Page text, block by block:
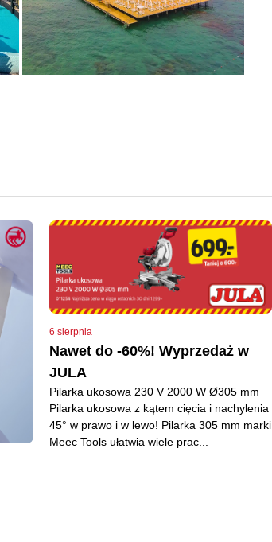
6 sierpnia
Nawet do -60%! Wyprzedaż w
JULA
Pilarka ukosowa 230 V 2000 W Ø305 mm
Pilarka ukosowa z kątem cięcia i nachylenia
45° w prawo i w lewo! Pilarka 305 mm marki
Meec Tools ułatwia wiele prac...